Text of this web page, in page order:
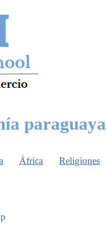
paraguaya
África Religiones